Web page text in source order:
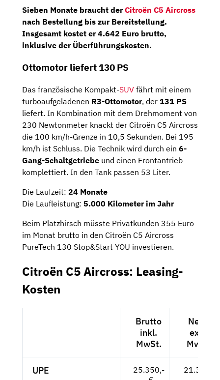
Sieben Monate braucht derCitroën C5 Aircross
nach Bestellung bis zur Bereitstellung.
Insgesamt kostet er4.642 Euro brutto,
inklusive der Überführungskosten.
Ottomotor liefert 130 PS
Das französische Kompakt-SUV fährt mit einem
turboaufgeladenen R3-Ottomotor, der 131 PS
liefert. In Kombination mit dem Drehmoment von
230 Newtonmeter knackt der Citroën C5 Aircross
die 100 km/h-Grenze in 10,5 Sekunden. Bei 195
km/h ist Schluss. Die Technik wird durch ein 6-
Gang-Schaltgetriebe und einen Frontantrieb
komplettiert. In den Tank passen 53 Liter.
Die Laufzeit: 24 Monate
Die Laufleistung: 5.000 Kilometer im Jahr
Beim Platzhirsch müsste Privatkunden 355 Euro
im Monat brutto in den Citroën C5 Aircross
PureTech 130 Stop&Start YOU investieren.
Citroën C5 Aircross: Leasing-
Kosten
Brutto
inkl.
MwSt.
Netto
exkl.
MwSt.
UPE
25.350,-
21.303,-